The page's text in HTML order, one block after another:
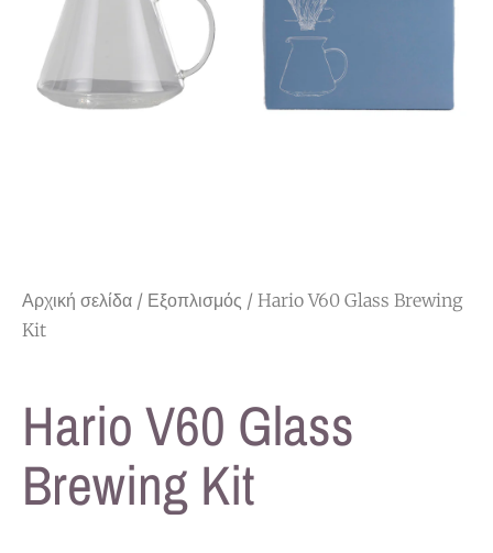
Αρχική σελίδα / Εξοπλισμός / Hario V60 Glass Brewing
Kit
Hario V60 Glass
Brewing Kit